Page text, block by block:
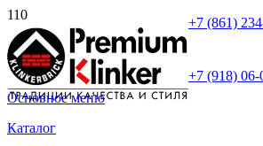
+7 (861)
+7 (918) 06-
Основное меню
Каталог